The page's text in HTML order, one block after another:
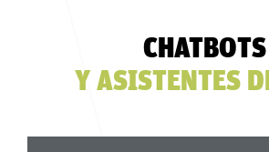
CHATBOTS
Y ASISTENTES